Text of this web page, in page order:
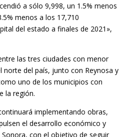
a sólo 9,998, un 1.5% menos
menos a los 17,710
del estado a finales de 2021»,
las tres ciudades con menor
norte del país, junto con Reynosa y
uno de los municipios con
la región.
implementando obras,
el desarrollo económico y
con el objetivo de seguir